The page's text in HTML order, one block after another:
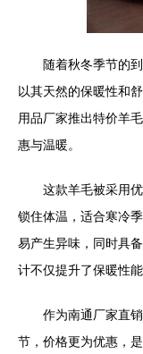
随着秋冬季节的
以其天然的保暖性和
用品厂家推出特价羊
惠与温暖。
这款羊毛被采用
锁住体温，适合寒冷
易产生异味，同时具
计不仅提升了保暖性
作为南通厂家直
节，价格更为优惠，